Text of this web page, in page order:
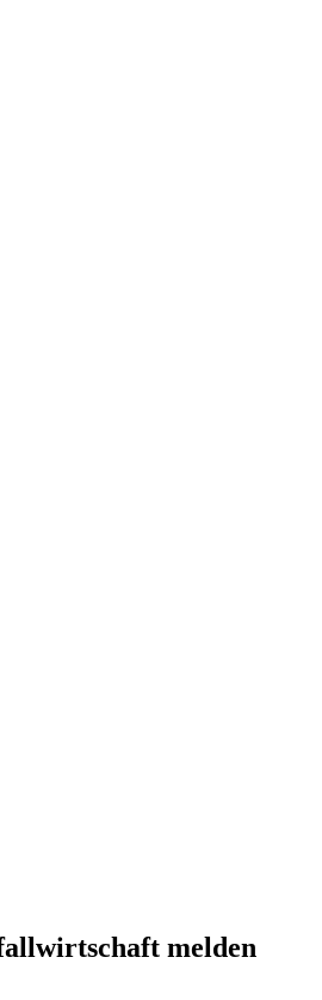
melden